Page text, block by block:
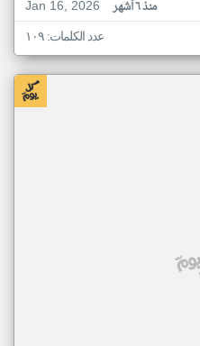
Jan 16, 2026
منذ ٦ أشهر
عدد الكلمات: ١٠٩